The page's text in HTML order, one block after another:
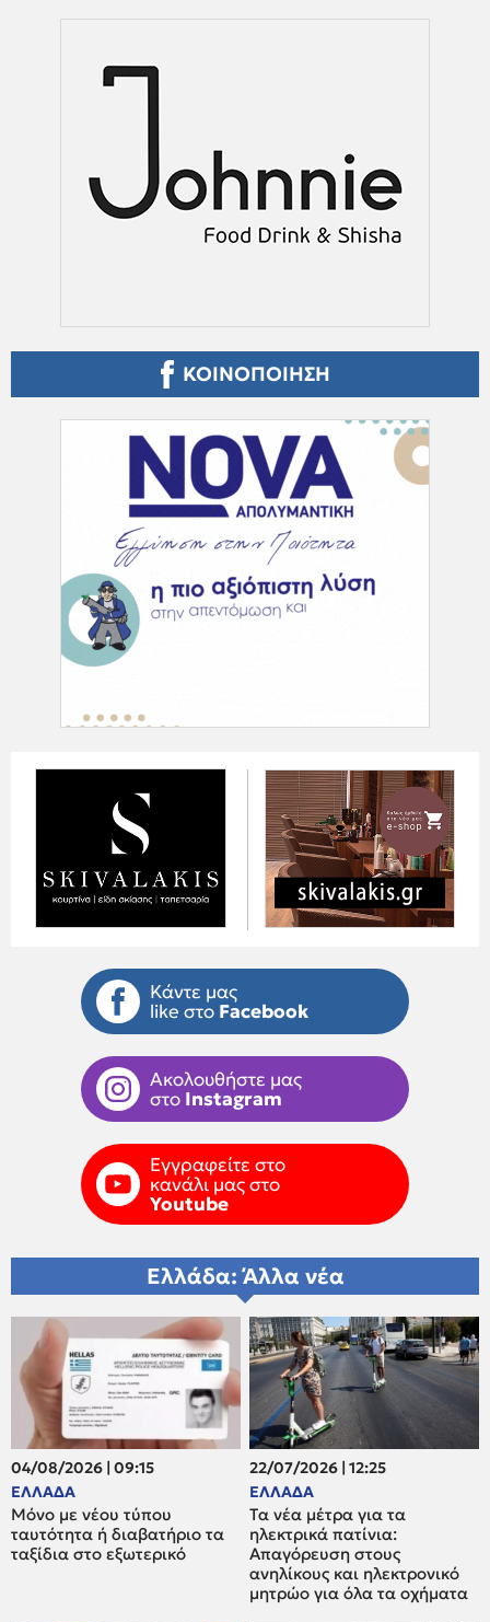
ΚΟΙΝΟΠΟΙΗΣΗ
Κάντε μας
like στο Facebook
Ακολουθήστε μας
στο Instagram
Εγγραφείτε στο
κανάλι μας στο
Youtube
Ελλάδα: Άλλα νέα
04/08/2026 | 09:15
ΕΛΛΑΔΑ
Μόνο με νέου τύπου
ταυτότητα ή διαβατήριο τα
ταξίδια στο εξωτερικό
22/07/2026 | 12:25
ΕΛΛΑΔΑ
Tα νέα μέτρα για τα
ηλεκτρικά πατίνια:
Απαγόρευση στους
ανηλίκους και ηλεκτρονικό
μητρώο για όλα τα οχήματα